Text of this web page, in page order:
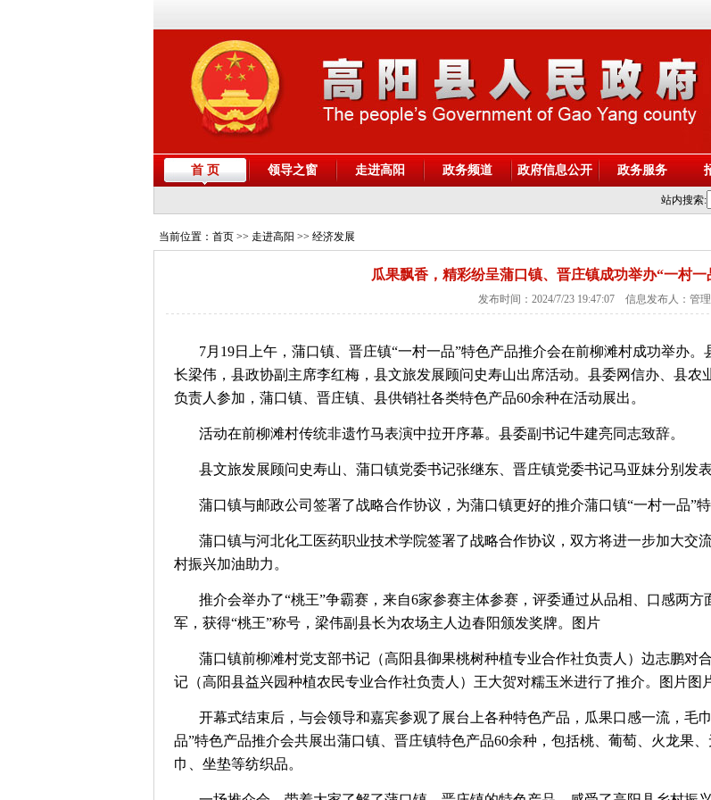
首 页 领导之窗 走进高阳 政务频道 政府信息公开 政务服务
站内搜索:
当前位置： 首页 >> 走进高阳 >> 经济发展
瓜果飘香，精彩纷呈蒲口镇、晋庄镇成功举办“一村
发布时间：2024/7/23 19:47:07 信息发布人：管
7月19日上午，蒲口镇、晋庄镇“一村一品”特色产品推介会在前柳滩村成功举办
长梁伟，县政协副主席李红梅，县文旅发展顾问史寿山出席活动。县委网信办、县农
负责人参加，蒲口镇、晋庄镇、县供销社各类特色产品60余种在活动展出。
活动在前柳滩村传统非遗竹马表演中拉开序幕。县委副书记牛建亮同志致辞。
县文旅发展顾问史寿山、蒲口镇党委书记张继东、晋庄镇党委书记马亚妹分别发表
蒲口镇与邮政公司签署了战略合作协议，为蒲口镇更好的推介蒲口镇“一村一品
蒲口镇与河北化工医药职业技术学院签署了战略合作协议，双方将进一步加大交
村振兴加油助力。
推介会举办了“桃王”争霸赛，来自6家参赛主体参赛，评委通过从品相、口感两
军，获得“桃王”称号，梁伟副县长为农场主人边春阳颁发奖牌。图片
蒲口镇前柳滩村党支部书记（高阳县御果桃树种植专业合作社负责人）边志鹏对
记（高阳县益兴园种植农民专业合作社负责人）王大贺对糯玉米进行了推介。图片
开幕式结束后，与会领导和嘉宾参观了展台上各种特色产品，瓜果口感一流，毛
品”特色产品推介会共展出蒲口镇、晋庄镇特色产品60余种，包括桃、葡萄、火龙果
巾、坐垫等纺织品。